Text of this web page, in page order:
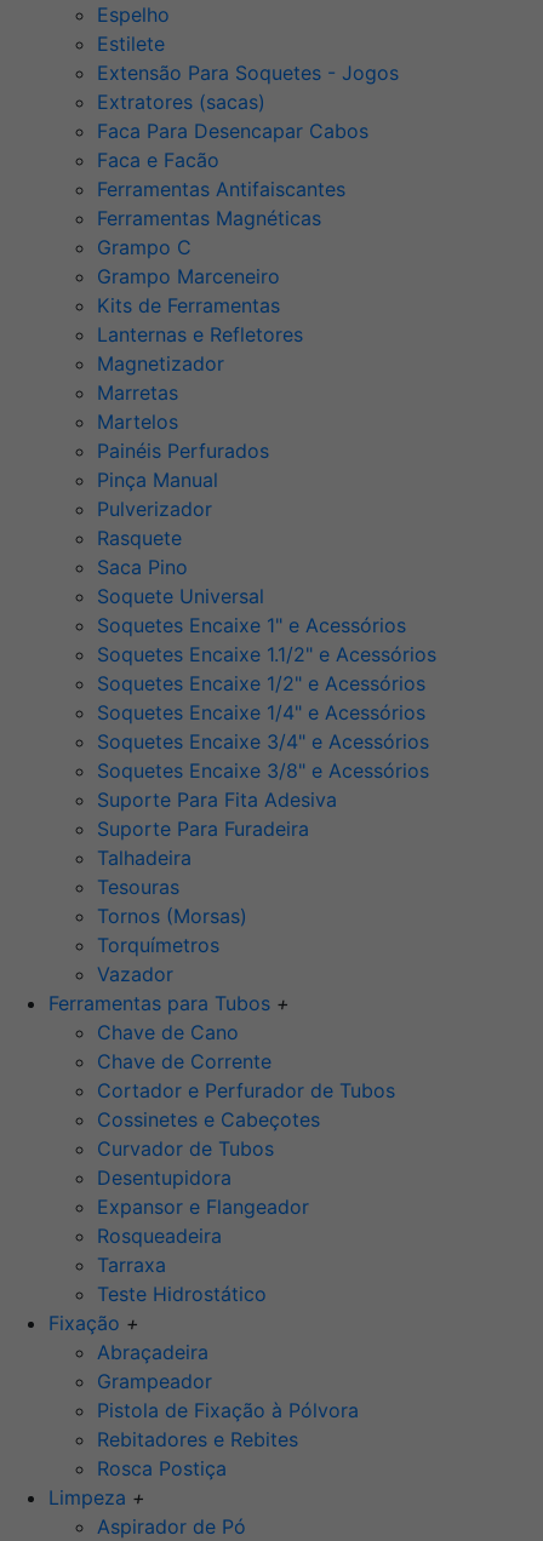
Espelho
Estilete
Extensão Para Soquetes - Jogos
Extratores (sacas)
Faca Para Desencapar Cabos
Faca e Facão
Ferramentas Antifaiscantes
Ferramentas Magnéticas
Grampo C
Grampo Marceneiro
Kits de Ferramentas
Lanternas e Refletores
Magnetizador
Marretas
Martelos
Painéis Perfurados
Pinça Manual
Pulverizador
Rasquete
Saca Pino
Soquete Universal
Soquetes Encaixe 1" e Acessórios
Soquetes Encaixe 1.1/2" e Acessórios
Soquetes Encaixe 1/2" e Acessórios
Soquetes Encaixe 1/4" e Acessórios
Soquetes Encaixe 3/4" e Acessórios
Soquetes Encaixe 3/8" e Acessórios
Suporte Para Fita Adesiva
Suporte Para Furadeira
Talhadeira
Tesouras
Tornos (Morsas)
Torquímetros
Vazador
Ferramentas para Tubos +
Chave de Cano
Chave de Corrente
Cortador e Perfurador de Tubos
Cossinetes e Cabeçotes
Curvador de Tubos
Desentupidora
Expansor e Flangeador
Rosqueadeira
Tarraxa
Teste Hidrostático
Fixação +
Abraçadeira
Grampeador
Pistola de Fixação à Pólvora
Rebitadores e Rebites
Rosca Postiça
Limpeza +
Aspirador de Pó